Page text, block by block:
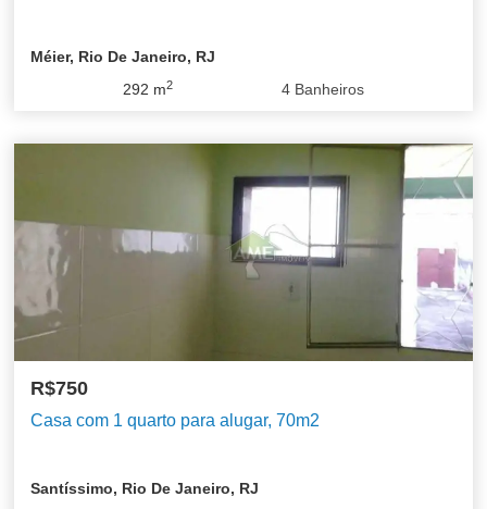
Méier, Rio De Janeiro, RJ
292 m2 4Banheiros
R$750
Casa com 1 quarto para alugar, 70m2
Santíssimo, Rio De Janeiro, RJ